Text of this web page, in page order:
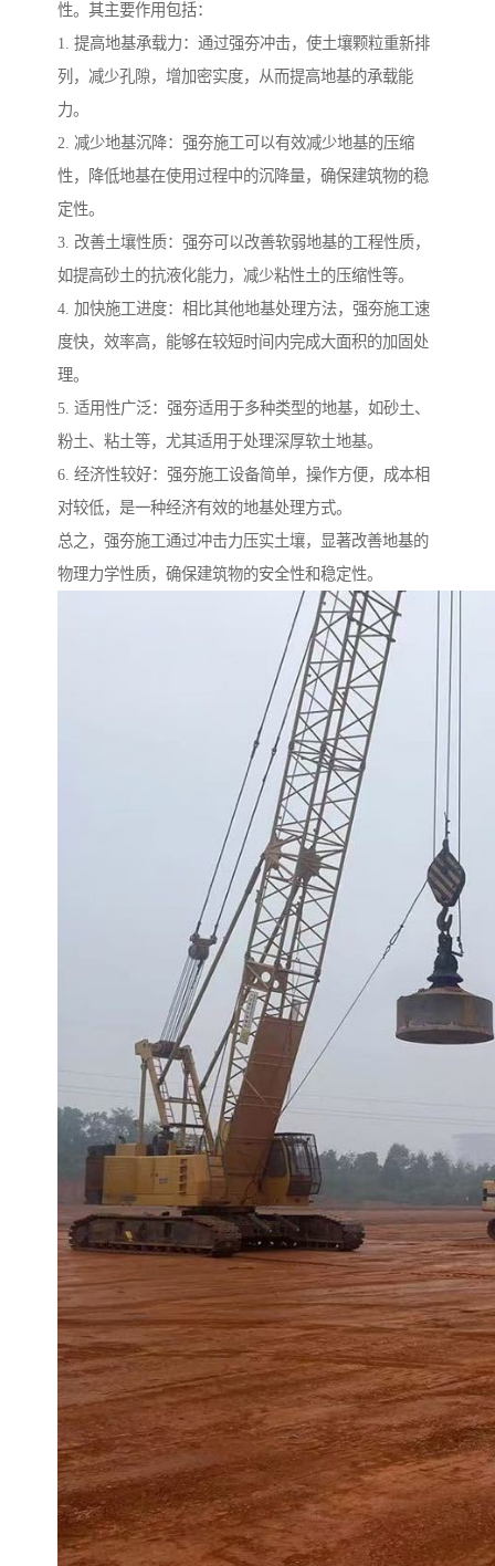
性。其主要作用包括：
1. 提高地基承载力：通过强夯冲击，使土壤颗粒重新排
列，减少孔隙，增加密实度，从而提高地基的承载能
力。
2. 减少地基沉降：强夯施工可以有效减少地基的压缩
性，降低地基在使用过程中的沉降量，确保建筑物的稳
定性。
3. 改善土壤性质：强夯可以改善软弱地基的工程性质，
如提高砂土的抗液化能力，减少粘性土的压缩性等。
4. 加快施工进度：相比其他地基处理方法，强夯施工速
度快，效率高，能够在较短时间内完成大面积的加固处
理。
5. 适用性广泛：强夯适用于多种类型的地基，如砂土、
粉土、粘土等，尤其适用于处理深厚软土地基。
6. 经济性较好：强夯施工设备简单，操作方便，成本相
对较低，是一种经济有效的地基处理方式。
总之，强夯施工通过冲击力压实土壤，显著改善地基的
物理力学性质，确保建筑物的安全性和稳定性。